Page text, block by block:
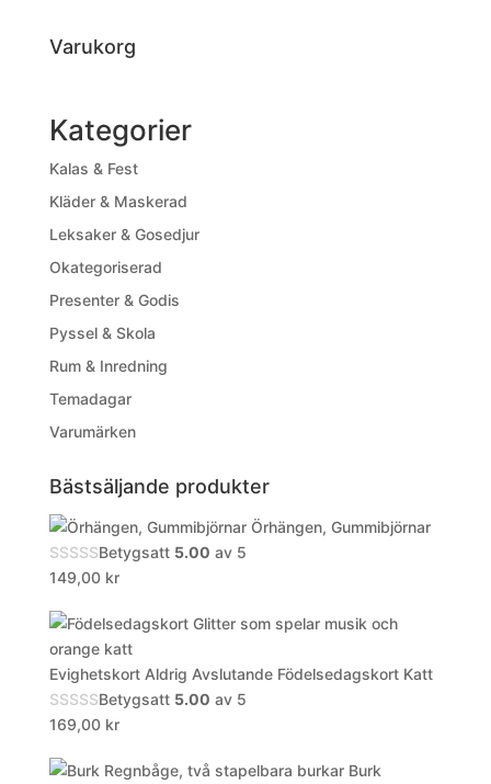
Varukorg
Kategorier
Kalas & Fest
Kläder & Maskerad
Leksaker & Gosedjur
Okategoriserad
Presenter & Godis
Pyssel & Skola
Rum & Inredning
Temadagar
Varumärken
Bästsäljande produkter
Örhängen, Gummibjörnar
Betygsatt 5.00 av 5
149,00 kr
Evighetskort Aldrig Avslutande Födelsedagskort Katt
Betygsatt 5.00 av 5
169,00 kr
Burk